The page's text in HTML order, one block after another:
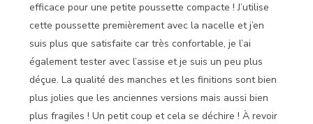
efficace pour une petite poussette compacte ! J’utilise
cette poussette premièrement avec la nacelle et j’en
suis plus que satisfaite car très confortable, je l’ai
également tester avec l’assise et je suis un peu plus
déçue. La qualité des manches et les finitions sont bien
plus jolies que les anciennes versions mais aussi bien
plus fragiles ! Un petit coup et cela se déchire ! À revoir